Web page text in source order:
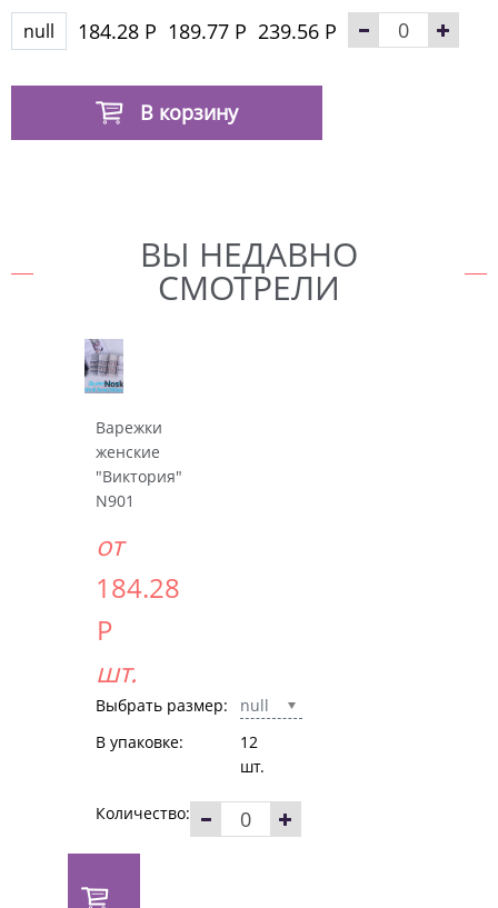
null 184.28 Р 189.77 Р 239.56 Р
В корзину
ВЫ НЕДАВНО
СМОТРЕЛИ
Варежки
женские
"Виктория"
N901
от
184.28
Р
шт.
Выбрать размер:
null
В упаковке:
12
шт.
Количество: